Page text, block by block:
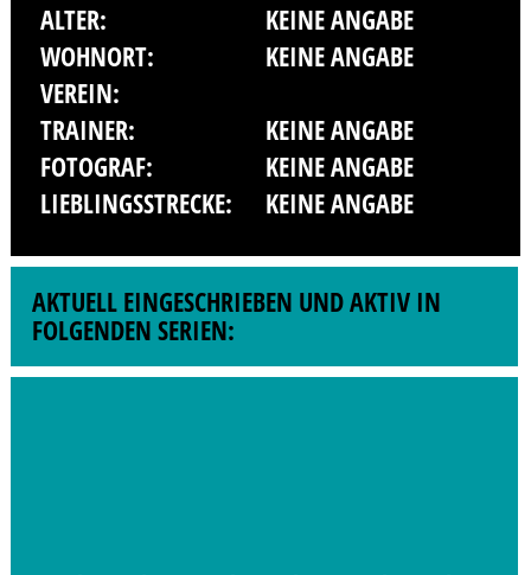
ALTER:
KEINE ANGABE
WOHNORT:
KEINE ANGABE
VEREIN:
TRAINER:
KEINE ANGABE
FOTOGRAF:
KEINE ANGABE
LIEBLINGSSTRECKE:
KEINE ANGABE
AKTUELL EINGESCHRIEBEN UND AKTIV IN
FOLGENDEN SERIEN: